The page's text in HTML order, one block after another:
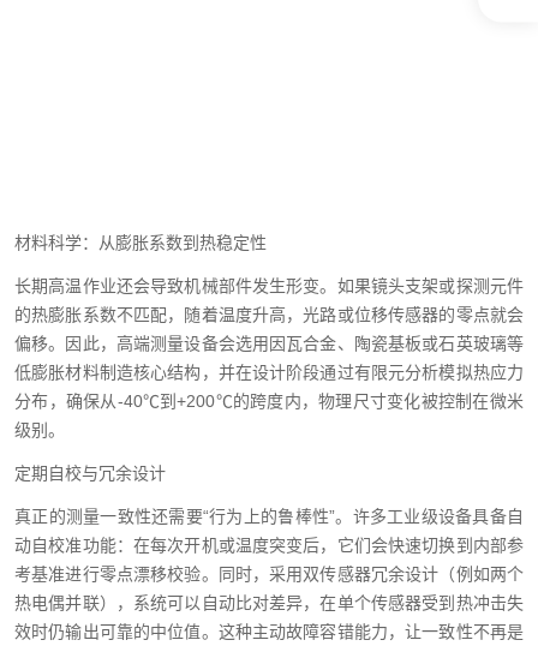
材料科学：从膨胀系数到热稳定性
长期高温作业还会导致机械部件发生形变。如果镜头支架或探测元件
的热膨胀系数不匹配，随着温度升高，光路或位移传感器的零点就会
偏移。因此，高端测量设备会选用因瓦合金、陶瓷基板或石英玻璃等
低膨胀材料制造核心结构，并在设计阶段通过有限元分析模拟热应力
分布，确保从-40℃到+200℃的跨度内，物理尺寸变化被控制在微米
级别。
定期自校与冗余设计
真正的测量一致性还需要“行为上的鲁棒性”。许多工业级设备具备自
动自校准功能：在每次开机或温度突变后，它们会快速切换到内部参
考基准进行零点漂移校验。同时，采用双传感器冗余设计（例如两个
热电偶并联），系统可以自动比对差异，在单个传感器受到热冲击失
效时仍输出可靠的中位值。这种主动故障容错能力，让一致性不再是